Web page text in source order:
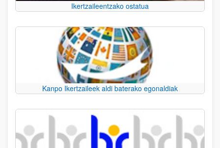
Ikertzaileentzako ostatua
Kanpo Ikertzaileek aldi baterako egonaldiak